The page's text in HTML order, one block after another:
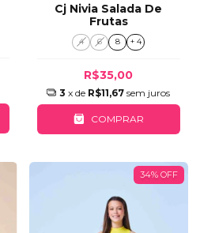
Cj Nivia Salada De
Frutas
4 6 8 + 4
R$35,00
3 x de R$11,67 sem juros
COMPRAR
34% OFF